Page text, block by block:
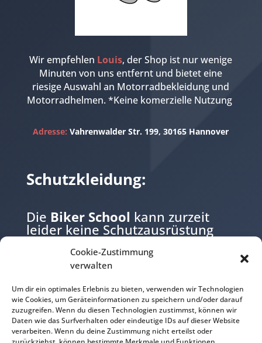
Cookie-Zustimmung
verwalten
Um dir ein optimales Erlebnis zu bieten, verwenden wir Technologien
wie Cookies, um Geräteinformationen zu speichern und/oder darauf
zuzugreifen. Wenn du diesen Technologien zustimmst, können wir
Daten wie das Surfverhalten oder eindeutige IDs auf dieser Website
verarbeiten. Wenn du deine Zustimmung nicht erteilst oder
Wir empfehlen Louis, der Shop ist nur wenige
Minuten von uns entfernt und bietet eine
riesige Auswahl an Motorradbekleidung und
Motorradhelmen. *Keine komerzielle Nutzung
Adresse:Vahrenwalder Str. 199, 30165 Hannover
Schutzkleidung:
Die Biker School kann zurzeit
leider keine Schutzausrüstung
zur verfügung stellen.
Bitte bringen Sie daher Ihre
eigene Schutzausrüstung mit.
•Helm
•Motorradjacke mit Protectoren
•Motorradhose mit Protectoren